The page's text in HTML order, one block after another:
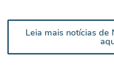
Leia mais notícias de